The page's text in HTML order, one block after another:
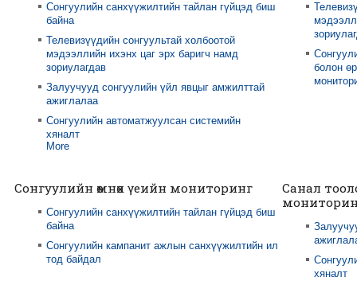
Сонгуулийн санхүүжилтийн тайлан гүйцэд биш
байна
Телевизүүдийн сонгуультай холбоотой
мэдээллийн ихэнх цаг эрх баригч намд
зориулагдав
Залуучууд сонгуулийн үйл явцыг амжилттай
ажиглалаа
Сонгуулийн автоматжуулсан системийн
хяналт
More
болон
Сонгуулийн өмнөх үеийн мониторинг
Сонгуулийн санхүүжилтийн тайлан гүйцэд биш
байна
Сонгуулийн кампанит ажлын санхүүжилтийн ил
тод байдал
Санал
хяналт